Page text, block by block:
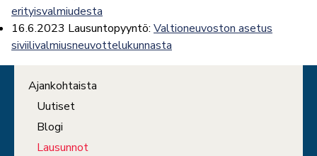
erityisvalmiudesta
16.6.2023 Lausuntopyyntö: Valtioneuvoston asetus
siviilivalmiusneuvottelukunnasta
Ajankohtaista
Uutiset
Blogi
Lausunnot